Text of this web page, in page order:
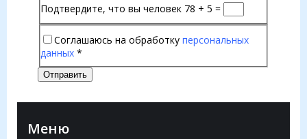
Подтвердите, что вы человек 78 + 5 =
Соглашаюсь на обработку персональных
данных *
Отправить
Меню